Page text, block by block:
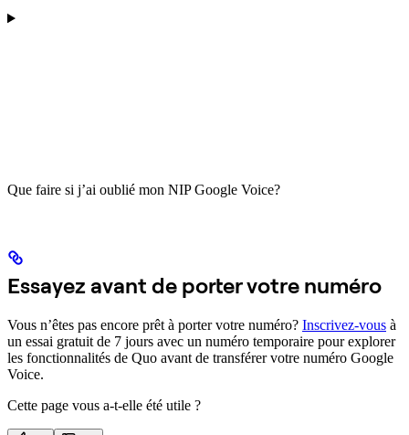
Que faire si j’ai oublié mon NIP Google Voice?
Essayez avant de porter votre numéro
Vous n’êtes pas encore prêt à porter votre numéro? Inscrivez-vous à
un essai gratuit de 7 jours avec un numéro temporaire pour explorer
les fonctionnalités de Quo avant de transférer votre numéro Google
Voice.
Cette page vous a-t-elle été utile ?